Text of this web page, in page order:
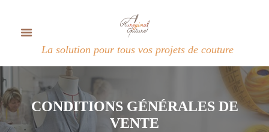
La solution pour tous vos projets de couture
CONDITIONS GÉNÉRALES DE
VENTE